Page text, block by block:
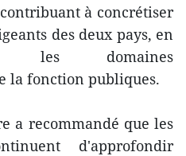
à concrétiser
des deux pays, en
les domaines
la fonction publiques.
a recommandé que les
d'approfondir